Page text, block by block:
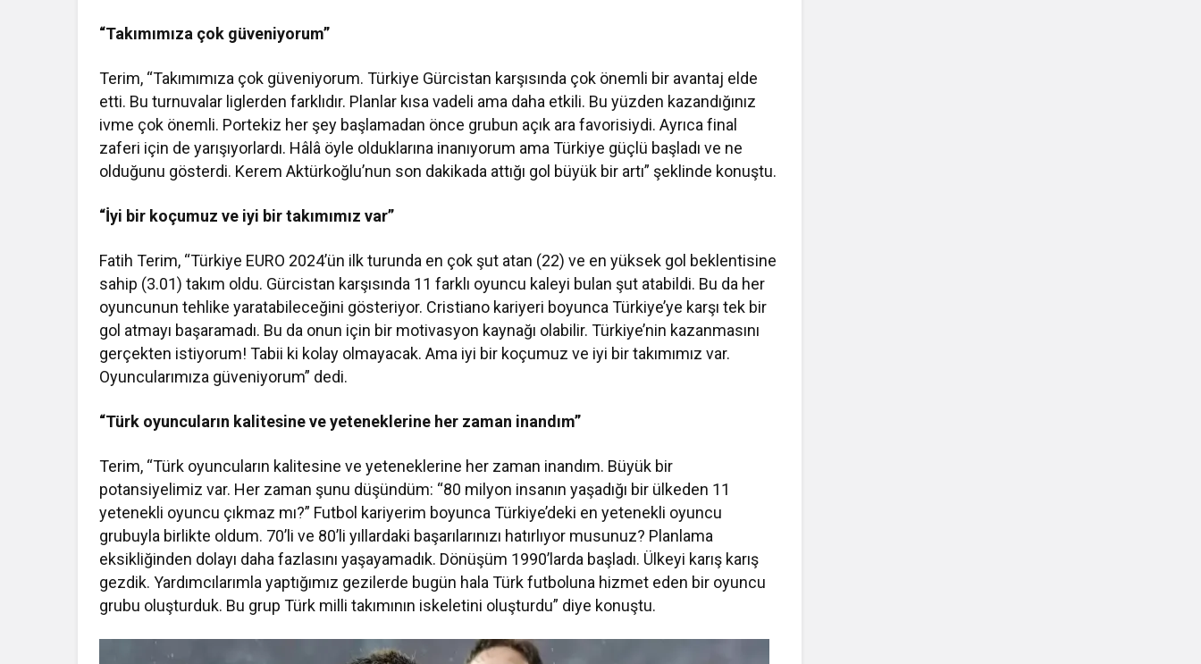
“Takımımıza çok güveniyorum”
Terim, “Takımımıza çok güveniyorum. Türkiye Gürcistan karşısında çok önemli bir avantaj elde
etti. Bu turnuvalar liglerden farklıdır. Planlar kısa vadeli ama daha etkili. Bu yüzden kazandığınız
ivme çok önemli. Portekiz her şey başlamadan önce grubun açık ara favorisiydi. Ayrıca final
zaferi için de yarışıyorlardı. Hâlâ öyle olduklarına inanıyorum ama Türkiye güçlü başladı ve ne
olduğunu gösterdi. Kerem Aktürkoğlu’nun son dakikada attığı gol büyük bir artı” şeklinde konuştu.
“İyi bir koçumuz ve iyi bir takımımız var”
Fatih Terim, “Türkiye EURO 2024’ün ilk turunda en çok şut atan (22) ve en yüksek gol beklentisine
sahip (3.01) takım oldu. Gürcistan karşısında 11 farklı oyuncu kaleyi bulan şut atabildi. Bu da her
oyuncunun tehlike yaratabileceğini gösteriyor. Cristiano kariyeri boyunca Türkiye’ye karşı tek bir
gol atmayı başaramadı. Bu da onun için bir motivasyon kaynağı olabilir. Türkiye’nin kazanmasını
gerçekten istiyorum! Tabii ki kolay olmayacak. Ama iyi bir koçumuz ve iyi bir takımımız var.
Oyuncularımıza güveniyorum” dedi.
“Türk oyuncuların kalitesine ve yeteneklerine her zaman inandım”
Terim, “Türk oyuncuların kalitesine ve yeteneklerine her zaman inandım. Büyük bir
potansiyelimiz var. Her zaman şunu düşündüm: “80 milyon insanın yaşadığı bir ülkeden 11
yetenekli oyuncu çıkmaz mı?” Futbol kariyerim boyunca Türkiye’deki en yetenekli oyuncu
grubuyla birlikte oldum. 70’li ve 80’li yıllardaki başarılarınızı hatırlıyor musunuz? Planlama
eksikliğinden dolayı daha fazlasını yaşayamadık. Dönüşüm 1990’larda başladı. Ülkeyi karış karış
gezdik. Yardımcılarımla yaptığımız gezilerde bugün hala Türk futboluna hizmet eden bir oyuncu
grubu oluşturduk. Bu grup Türk milli takımının iskeletini oluşturdu” diye konuştu.